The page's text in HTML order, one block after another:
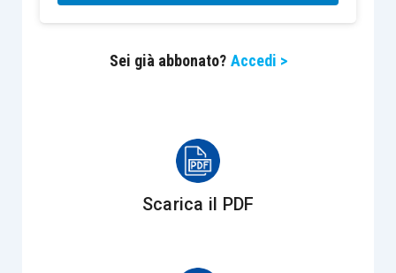
di capacità contributiva sarebbe l’utilità
gravare il peso del prelievo.
La visione proposta è stata respinta
Sei già abbonato? Accedi >
Scarica il PDF